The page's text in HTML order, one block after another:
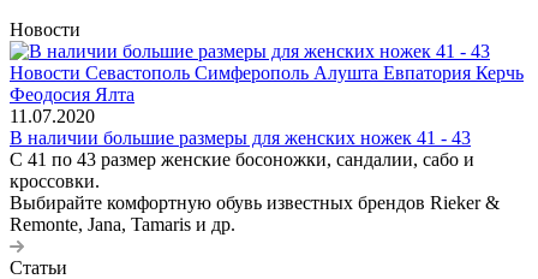
Новости
11.07.2020
В наличии большие размеры для женских ножек 41 - 43
С 41 по 43 размер женские босоножки, сандалии, сабо и
кроссовки.
Выбирайте комфортную обувь известных брендов Rieker &
Remonte, Jana, Tamaris и др.
Статьи